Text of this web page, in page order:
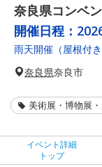
奈良県コンベ
開催日程：
雨天開催（屋根付き
奈良県奈良市
美術展・博物展
イベント詳細
トップ